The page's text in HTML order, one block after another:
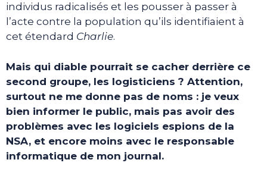
individus radicalisés et les pousser à passer à
l’acte contre la population qu’ils identifiaient à
cet étendard Charlie.
Mais qui diable pourrait se cacher derrière ce
second groupe, les logisticiens ? Attention,
surtout ne me donne pas de noms : je veux
bien informer le public, mais pas avoir des
problèmes avec les logiciels espions de la
NSA, et encore moins avec le responsable
informatique de mon journal.